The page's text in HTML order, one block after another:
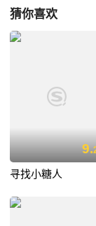
猜你喜欢
9.
寻找小糖人